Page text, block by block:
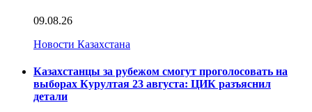
09.08.26
Новости Казахстана
Казахстанцы за рубежом смогут проголосовать на
выборах Курултая 23 августа: ЦИК разъяснил
детали